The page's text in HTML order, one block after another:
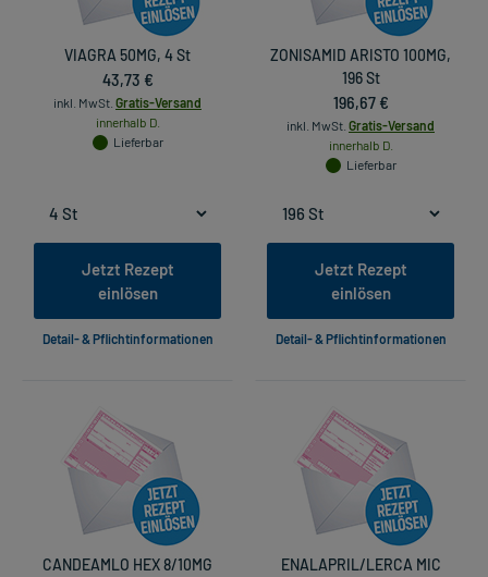
VIAGRA 50MG, 4 St
43,73 €
inkl. MwSt. Gratis-Versand
innerhalb D.
Lieferbar
Jetzt Rezept
einlösen
Detail- & Pflichtinformationen
ZONISAMID ARISTO 100MG,
196 St
196,67 €
inkl. MwSt. Gratis-Versand
innerhalb D.
Lieferbar
Jetzt Rezept
einlösen
Detail- & Pflichtinformationen
CANDEAMLO HEX 8/10MG
ENALAPRIL/LERCA MIC